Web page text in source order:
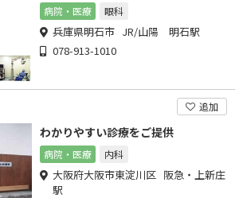
病院・医療 眼科
兵庫県明石市 JR/山陽 明石駅
078-913-1010
追加
わかりやすい診療をご提供
病院・医療 内科
大阪府大阪市東淀川区 阪急・上新庄
駅